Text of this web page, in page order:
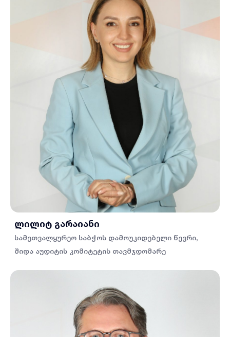
ლილიტ გარაიანი
სამეთვალყურეო საბჭოს დამოუკიდებელი წევრი,
შიდა აუდიტის კომიტეტის თავმჯდომარე